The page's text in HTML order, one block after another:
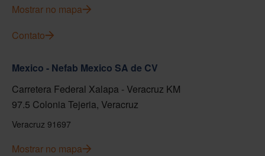
Mostrar no mapa
Contato
Mexico - Nefab Mexico SA de CV
Carretera Federal Xalapa - Veracruz KM
97.5 Colonia Tejeria, Veracruz
Veracruz 91697
Mostrar no mapa